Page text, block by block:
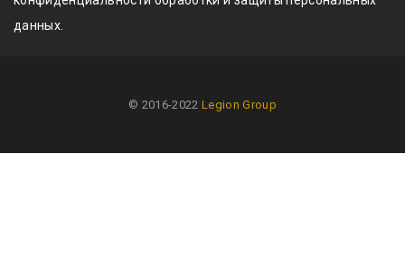
данных.
© 2016-2022 Legion Group